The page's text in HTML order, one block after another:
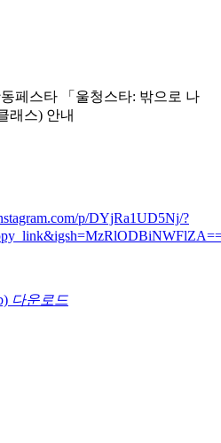
페스타 「울청스타: 밖으로 나
래스) 안내
p/DYjRa1UD5Nj/?
다운로드